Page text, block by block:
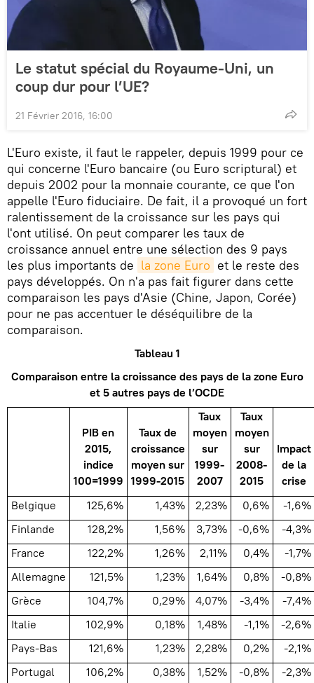
Le statut spécial du Royaume-Uni, un
coup dur pour l’UE?
21 Février 2016, 16:00
L'Euro existe, il faut le rappeler, depuis 1999 pour ce
qui concerne l'Euro bancaire (ou Euro scriptural) et
depuis 2002 pour la monnaie courante, ce que l'on
appelle l'Euro fiduciaire. De fait, il a provoqué un fort
ralentissement de la croissance sur les pays qui
l'ont utilisé. On peut comparer les taux de
croissance annuel entre une sélection des 9 pays
les plus importants de la zone Euro et le reste des
pays développés. On n'a pas fait figurer dans cette
comparaison les pays d'Asie (Chine, Japon, Corée)
pour ne pas accentuer le déséquilibre de la
comparaison.
Tableau 1
Comparaison entre la croissance des pays de la zone Euro
et 5 autres pays de l’OCDE
PIB en
2015,
indice
100=1999
Taux de
croissance
moyen sur
1999-2015
Taux
moyen
sur
1999-
2007
Taux
moyen
sur
2008-
2015
Impact
de la
crise
Belgique
125,6% 1,43% 2,23% 0,6%
-1,6%
Finlande
128,2% 1,56% 3,73% -0,6%
-4,3%
France
122,2% 1,26% 2,11% 0,4%
-1,7%
Allemagne
121,5% 1,23% 1,64% 0,8%
-0,8%
Grèce
104,7% 0,29% 4,07% -3,4%
-7,4%
Italie
102,9% 0,18% 1,48% -1,1%
-2,6%
Pays-Bas
121,6% 1,23% 2,28% 0,2%
-2,1%
Portugal
106,2% 0,38% 1,52% -0,8%
-2,3%